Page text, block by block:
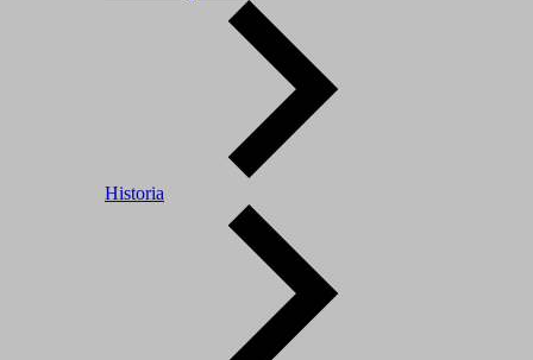
Historia